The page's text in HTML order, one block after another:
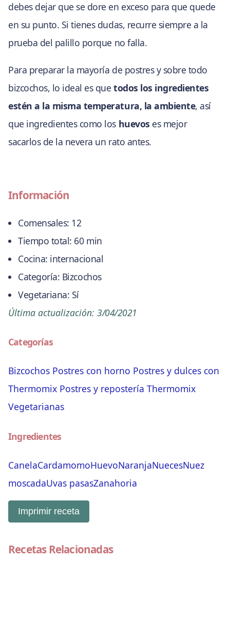
debes dejar que se dore en exceso para que quede
en su punto. Si tienes dudas, recurre siempre a la
prueba del palillo porque no falla.
Para preparar la mayoría de postres y sobre todo
bizcochos, lo ideal es quetodos los ingredientes
estén a la misma temperatura, la ambiente, así
que ingredientes como los huevos es mejor
sacarlos de la nevera un rato antes.
Información
Comensales: 12
Tiempo total: 60 min
Cocina: internacional
Categoría: Bizcochos
Vegetariana: Sí
Última actualización: 3/04/2021
Categorías
Bizcochos Postres con horno Postres y dulces con
Thermomix Postres y repostería Thermomix
Vegetarianas
Ingredientes
CanelaCardamomoHuevoNaranjaNuecesNuez
moscadaUvas pasasZanahoria
Imprimir receta
Recetas Relacionadas